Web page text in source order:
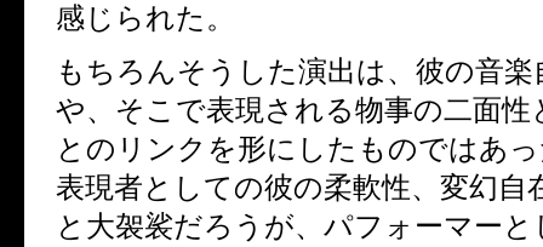
感じられた。
もちろんそうした演出は、彼の音楽
や、そこで表現される物事の二面
とのリンクを形にしたものではあ
表現者としての彼の柔軟性、変幻自
と大袈裟だろうが、パフォーマー